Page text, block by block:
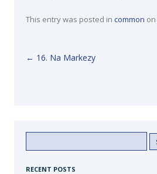
This entry was posted in common on
Post navigation
← 16. Na Markezy
for:
RECENT POSTS